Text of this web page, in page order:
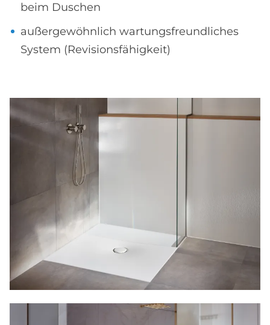
beim Duschen
außergewöhnlich wartungsfreundliches
System (Revisionsfähigkeit)